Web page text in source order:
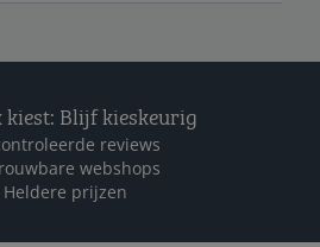
kiest: Blijf kieskeurig
reviews
webshops
Heldere prijzen